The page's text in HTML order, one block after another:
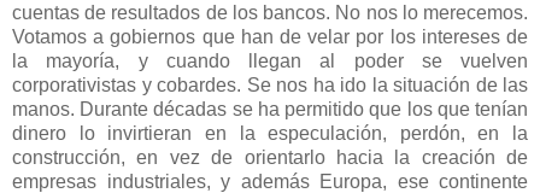
cuentas de resultados de los bancos. No nos lo merecemos.
Votamos a gobiernos que han de velar por los intereses de
la mayoría, y cuando llegan al poder se vuelven
corporativistas y cobardes. Se nos ha ido la situación de las
manos. Durante décadas se ha permitido que los que tenían
dinero lo invirtieran en la especulación, perdón, en la
construcción, en vez de orientarlo hacia la creación de
empresas industriales, y además Europa, ese continente